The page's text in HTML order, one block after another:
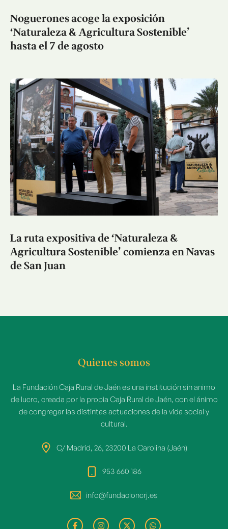
Noguerones acoge la exposición
‘Naturaleza & Agricultura Sostenible’
hasta el 7 de agosto
La ruta expositiva de ‘Naturaleza &
Agricultura Sostenible’ comienza en Navas
de San Juan
Quienes somos
La Fundación Caja Rural de Jaén es una institución sin animo
de lucro, creada por la propia Caja Rural de Jaén, con el ánimo
de congregar las distintas actuaciones de la vida social y
cultural.
C/ Madrid, 26, 23200 La Carolina (Jaén)
953 660 186
info@fundacioncrj.es